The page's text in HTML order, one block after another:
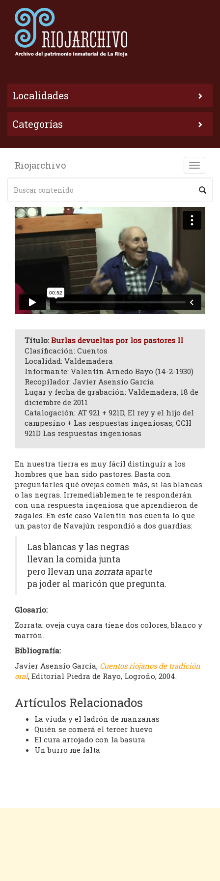
Localidades
Categorías
Toggle
Riojarchivo
Título: Burlas devueltas por los pastores II
Clasificación: Cuentos
Localidad: Valdemadera
Informante: Valentín Arnedo Bayo (14-2-1930)
Recopilador: Javier Asensio García
Lugar y fecha de grabación: Valdemadera, 18 de
diciembre de 2011
Catalogación: AT 921 + 921D, El rey y el hijo del
campesino + Las respuestas ingeniosas; CCH
921D Las respuestas ingeniosas
En nuestra tierra es muy fácil distinguir a los
hombres que han sido pastores. Basta con
preguntarles qué ovejas comen más, si las blancas
o las negras. Irremediablemente te responderán
con una respuesta ingeniosa que aprendieron de
zagales. En este caso Valentín nos cuenta lo que
un pastor de Navajún respondió a dos guardias:
Las blancas y las negras
llevan la comida junta
pero llevan unazorrata aparte
pa joder al maricón que pregunta.
Glosario:
Zorrata: oveja cuya cara tiene dos colores, blanco y
marrón.
Bibliografía:
Javier Asensio García, Cuentos riojanos de tradición
oral, Editorial Piedra de Rayo, Logroño, 2004.
Artículos Relacionados
La viuda y el ladrón de manzanas
Quién se comerá el tercer huevo
El cura arrojado con la basura
Un burro me falta